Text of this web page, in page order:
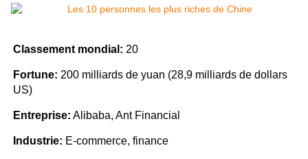
Classement mondial: 20
Fortune: 200 milliards de yuan (28,9 milliards de dollars
US)
Entreprise: Alibaba, Ant Financial
Industrie: E-commerce, finance